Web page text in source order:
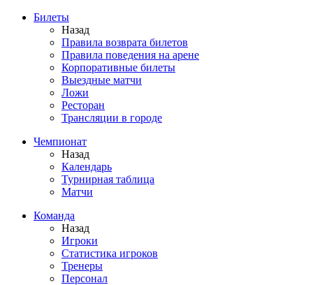
Билеты
Назад
Правила возврата билетов
Правила поведения на арене
Корпоративные билеты
Выездные матчи
Ложи
Ресторан
Трансляции в городе
Чемпионат
Назад
Календарь
Турнирная таблица
Матчи
Команда
Назад
Игроки
Статистика игроков
Тренеры
Персонал